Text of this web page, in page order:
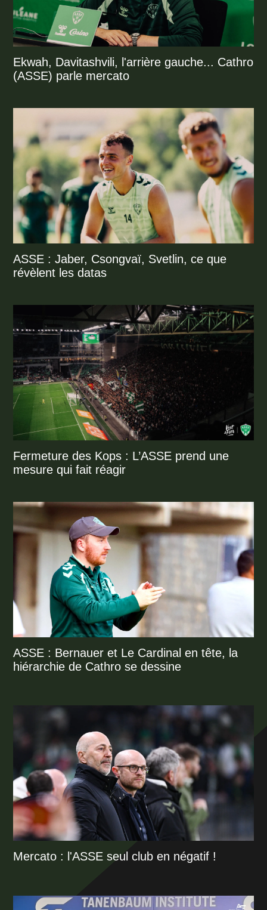
Ekwah, Davitashvili, l'arrière gauche... Cathro
(ASSE) parle mercato
ASSE : Jaber, Csongvaï, Svetlin, ce que
révèlent les datas
Fermeture des Kops : L’ASSE prend une
mesure qui fait réagir
ASSE : Bernauer et Le Cardinal en tête, la
hiérarchie de Cathro se dessine
Mercato : l'ASSE seul club en négatif !